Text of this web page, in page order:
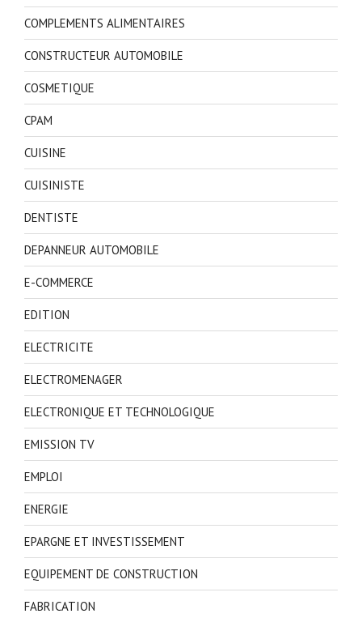
COMPLEMENTS ALIMENTAIRES
CONSTRUCTEUR AUTOMOBILE
COSMETIQUE
CPAM
CUISINE
CUISINISTE
DENTISTE
DEPANNEUR AUTOMOBILE
E-COMMERCE
EDITION
ELECTRICITE
ELECTROMENAGER
ELECTRONIQUE ET TECHNOLOGIQUE
EMISSION TV
EMPLOI
ENERGIE
EPARGNE ET INVESTISSEMENT
EQUIPEMENT DE CONSTRUCTION
FABRICATION